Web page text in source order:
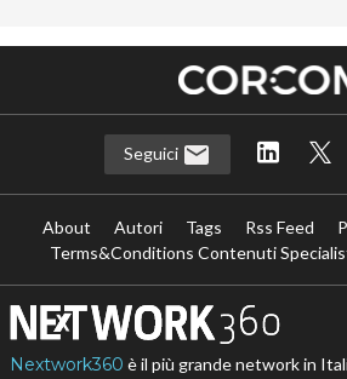
Seguici
About Autori Tags Rss Feed
Terms&Conditions Contenuti
Nextwork360 è il più grande network in